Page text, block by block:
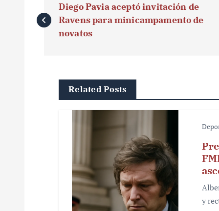
a
Diego Pavia aceptó invitación de
Ravens para minicampamento de
novatos
Related Posts
y